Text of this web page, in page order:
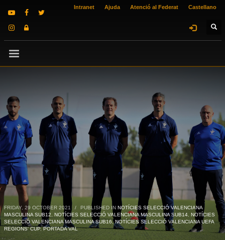
Intranet Ajuda Atenció al Federat Castellano
FRIDAY, 29 OCTOBER 2021 / PUBLISHED IN NOTÍCIES SELECCIÓ VALENCIANA
MASCULINA SUB12
NOTÍCIES SELECCIÓ VALENCIANA MASCULINA SUB14, NOTÍCIES
SELECCIÓ VALENCIANA MASCULINA SUB16,NOTÍCIES SELECCIÓ VALENCIANA UEFA
REGIONS' CUP,PORTADA VAL